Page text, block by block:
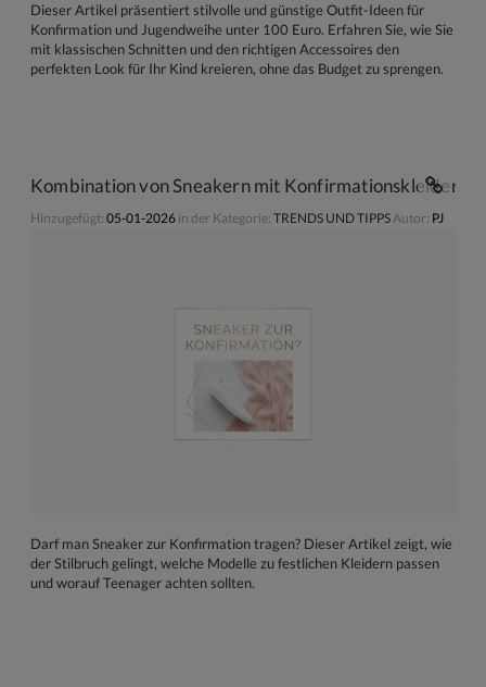
Dieser Artikel präsentiert stilvolle und günstige Outfit-Ideen für
Konfirmation und Jugendweihe unter 100 Euro. Erfahren Sie, wie Sie
mit klassischen Schnitten und den richtigen Accessoires den
perfekten Look für Ihr Kind kreieren, ohne das Budget zu sprengen.
Kombination von Sneakern mit Konfirmationskleidern
Hinzugefügt: 05-01-2026 in der Kategorie: TRENDS UND TIPPS Autor: PJ
Darf man Sneaker zur Konfirmation tragen? Dieser Artikel zeigt, wie
der Stilbruch gelingt, welche Modelle zu festlichen Kleidern passen
und worauf Teenager achten sollten.